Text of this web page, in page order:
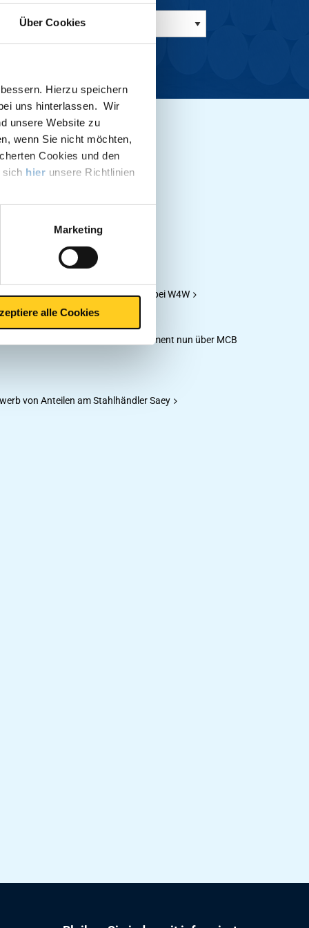
Über Cookies
Hierzu speichern
uns hinterlassen. Wir
unsere Website zu
wenn Sie nicht möchten,
Cookies und den
sich hier unsere Richtlinien
Marketing
alle Cookies
Arbeitsprozesse und spart bei W4W
Umfassendes Edelstahl-Sortiment nun über MCB
von Anteilen am Stahlhändler Saey